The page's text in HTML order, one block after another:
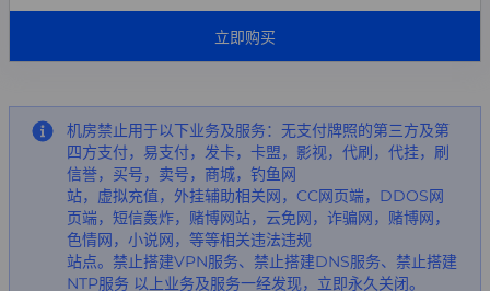
立即购买
机房禁止用于以下业务及服务：无支付牌照的第三方及第
四方支付，易支付，发卡，卡盟，影视，代刷，代挂，刷
信誉，买号，卖号，商城，钓鱼网
站，虚拟充值，外挂辅助相关网，CC网页端，DDOS网
页端，短信轰炸，赌博网站，云免网，诈骗网，赌博网，
色情网，小说网，等等相关违法违规
站点。禁止搭建VPN服务、禁止搭建DNS服务、禁止搭建
NTP服务 以上业务及服务一经发现，立即永久关闭。